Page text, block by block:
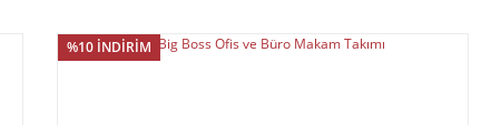
%10 İNDİRİM